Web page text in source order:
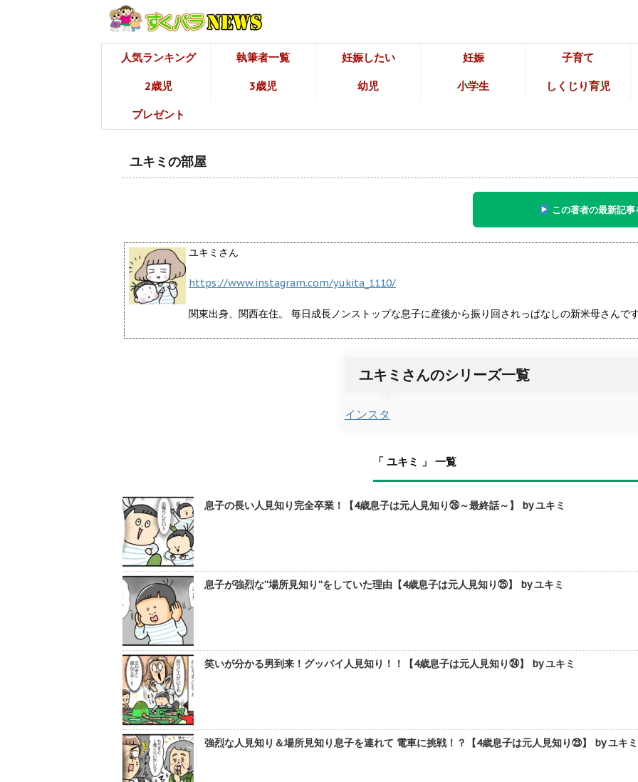
人気ランキング 執筆者一覧 妊娠したい 妊娠 子育て
2歳児 3歳児 幼児 小学生 しくじり育児
プレゼント
ユキミの部屋
この著者の最新記事
ユキミさん
https://www.instagram.com/yukita_1110/
関東出身、関西在住。 毎日成長ノンストップな息子に産後から振り回されっぱなしの新米母さん
ユキミさんのシリーズ一覧
インスタ
「 ユキミ 」 一覧
息子の長い人見知り完全卒業！【4歳息子は元人見知り㉖～最終話～】 by ユキミ
息子が強烈な”場所見知り”をしていた理由【4歳息子は元人見知り㉕】 by ユキミ
笑いが分かる男到来！グッバイ人見知り！！【4歳息子は元人見知り㉔】 by ユキミ
強烈な人見知り＆場所見知り息子を連れて 電車に挑戦！？【4歳息子は元人見知り㉓】 by ユキミ